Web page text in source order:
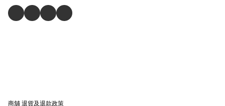
商舖退貨及退款政策